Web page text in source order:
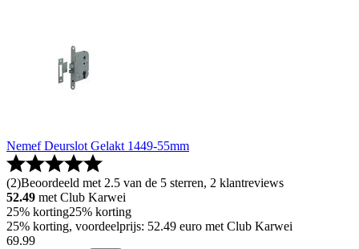
Nemef Deurslot Gelakt 1449-55mm
(2)Beoordeeld met 2.5 van de 5 sterren, 2 klantreviews
52.49 met Club Karwei
25% korting25% korting
25% korting, voordeelprijs: 52.49 euro met Club Karwei
69.99